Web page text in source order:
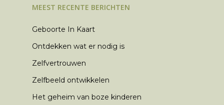
MEEST RECENTE BERICHTEN
Geboorte In Kaart
Ontdekken wat er nodig is
Zelfvertrouwen
Zelfbeeld ontwikkelen
Het geheim van boze kinderen